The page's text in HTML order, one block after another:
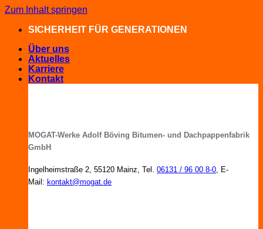
Zum Inhalt springen
SICHERHEIT FÜR GENERATIONEN
Über uns
Aktuelles
Karriere
Kontakt
MOGAT-Werke Adolf Böving Bitumen- und Dachpappenfabrik
GmbH
Ingelheimstraße 2, 55120 Mainz, Tel. 06131 / 96 00 8-0, E-
Mail: kontakt@mogat.de